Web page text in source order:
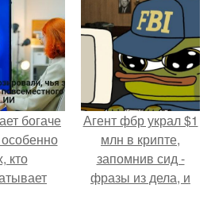
богаче
кто
Агент фбр украл $1
млн в крипте,
запомнив сид -
фразы из дела, и